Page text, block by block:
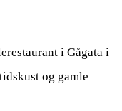
i Gågata i
og gamle